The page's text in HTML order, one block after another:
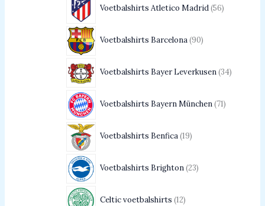
Voetbalshirts Atletico Madrid 56
Voetbalshirts Barcelona 90
Voetbalshirts Bayer Leverkusen 34
Voetbalshirts Bayern München 71
Voetbalshirts Benfica 19
Voetbalshirts Brighton 23
Celtic voetbalshirts 12